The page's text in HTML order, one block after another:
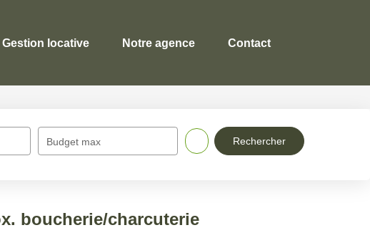
Gestion locative Notre agence Contact
Budget max
boucherie/charcuterie